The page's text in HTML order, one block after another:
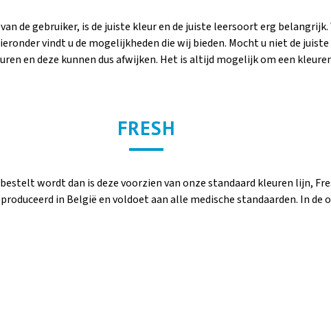
de gebruiker, is de juiste kleur en de juiste leersoort erg
vindt u de mogelijkheden die wij bieden. Mocht u niet de
en deze kunnen dus afwijken. Het is altijd mogelijk om een
FRESH
wordt dan is deze voorzien van onze standaard kleuren lijn,
in België en voldoet aan alle medische standaarden. In de